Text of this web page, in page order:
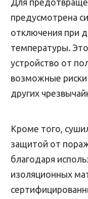
Для
предусмотрена
отключения при
температуры.
устройство от
возможные
других
Кроме того,
защитой от
благодаря
изоляционных